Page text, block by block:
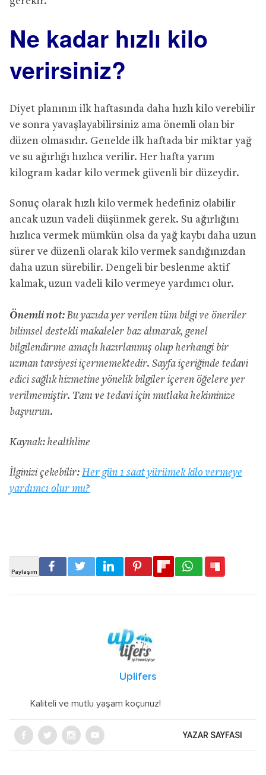
Ne kadar hızlı kilo
verirsiniz?
Diyet planının ilk haftasında daha hızlı kilo verebilir
ve sonra yavaşlayabilirsiniz ama önemli olan bir
düzen olmasıdır. Genelde ilk haftada bir miktar yağ
ve su ağırlığı hızlıca verilir. Her hafta yarım
kilogram kadar kilo vermek güvenli bir düzeydir.
Sonuç olarak hızlı kilo vermek hedefiniz olabilir
ancak uzun vadeli düşünmek gerek. Su ağırlığını
hızlıca vermek mümkün olsa da yağ kaybı daha uzun
sürer ve düzenli olarak kilo vermek sandığınızdan
daha uzun sürebilir. Dengeli bir beslenme aktif
kalmak, uzun vadeli kilo vermeye yardımcı olur.
Önemli not: Bu yazıda yer verilen tüm bilgi ve öneriler
bilimsel destekli makaleler baz alınarak, genel
bilgilendirme amaçlı hazırlanmış olup herhangi bir
uzman tavsiyesi içermemektedir. Sayfa içeriğinde tedavi
edici sağlık hizmetine yönelik bilgiler içeren öğelere yer
verilmemiştir. Tanı ve tedavi için mutlaka hekiminize
başvurun.
Kaynak: healthline
İlginizi çekebilir: Her gün 1 saat yürümek kilo vermeye
yardımcı olur mu?
Uplifers
Kaliteli ve mutlu yaşam koçunuz!
YAZAR SAYFASI